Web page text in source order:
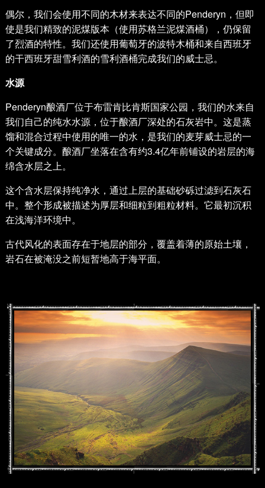
偶尔，我们会使用不同的木材来表达不同的Penderyn，但即
使是我们精致的泥煤版本（使用苏格兰泥煤酒桶），仍保留
了烈酒的特性。我们还使用葡萄牙的波特木桶和来自西班牙
的干西班牙甜雪利酒的雪利酒桶完成我们的威士忌。
水源
Penderyn酿酒厂位于布雷肯比肯斯国家公园，我们的水来自
我们自己的纯水水源，位于酿酒厂深处的石灰岩中。这是蒸
馏和混合过程中使用的唯一的水，是我们的麦芽威士忌的一
个关键成分。酿酒厂坐落在含有约3.4亿年前铺设的岩层的海
绵含水层之上。
这个含水层保持纯净水，通过上层的基础砂砾过滤到石灰石
中。整个形成被描述为厚层和细粒到粗粒材料。它最初沉积
在浅海洋环境中。
古代风化的表面存在于地层的部分，覆盖着薄的原始土壤，
岩石在被淹没之前短暂地高于海平面。